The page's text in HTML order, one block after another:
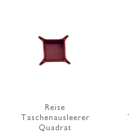
Reise
Taschenausleerer
Quadrat